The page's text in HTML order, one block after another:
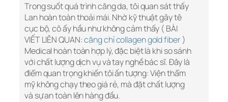
Trong suốt quá trình căng da, tôi quan sát thấy
Lan hoàn toàn thoải mái. Nhờ kỹ thuật gây tê
cục bộ, cô ấy hầu như không cảm thấy ( BÀI
VIẾT LIÊN QUAN:căng chỉ collagen gold fiber )
Medical hoàn toàn hợp lý, đặc biệt là khi so sánh
với chất lượng dịch vụ và tay nghề bác sĩ. Đây là
điểm quan trọng khiến tôi ấn tượng: Viện thẩm
mỹ không chạy theo giá rẻ, mà đặt chất lượng
và sự an toàn lên hàng đầu.